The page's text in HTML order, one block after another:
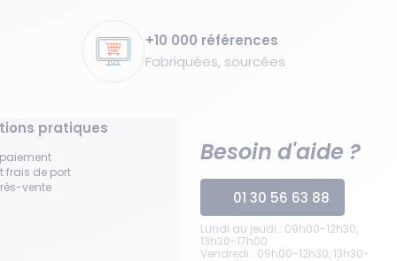
+10 000 références
Fabriquées, sourcées
pratiques
frais de port
vente
Besoin d'aide ?
01 30 56 63 88
Lundi au jeudi : 09h00-12h30,
13h30-17h00
Vendredi : 09h00-12h30, 13h30-